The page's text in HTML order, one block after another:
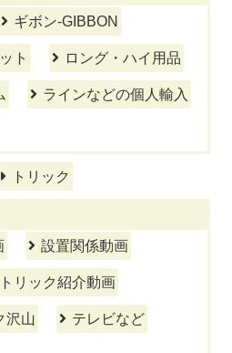
ギボン-GIBBON
ト ロング・ハイ用品
ラインなどの個人輸入
トリック
設置関係動画
トリック紹介動画
沢山 テレビなど